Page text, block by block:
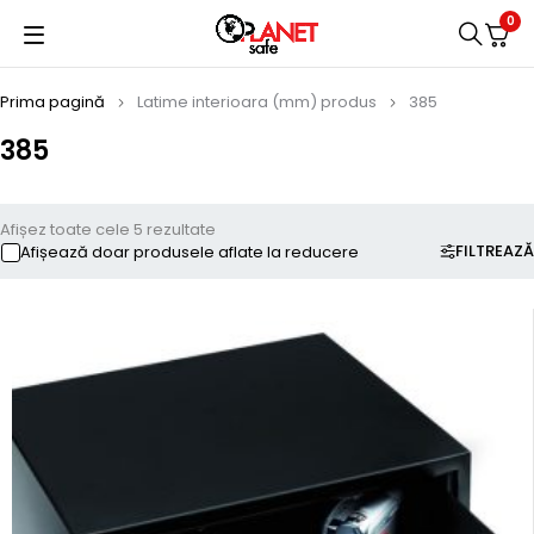
0
385
Prima pagină Latime interioara (mm) produs 385
FILTREAZĂ
Afișez toate cele 5 rezultate
Afișează doar produsele aflate la reducere